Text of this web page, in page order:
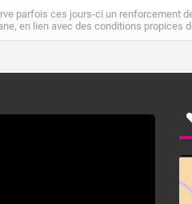
parfois ces jours-ci un renforcement
en lien avec des conditions propices
qu'est-ce que la tramontane ?
dans un secteur qui part du
allusion aux régions montagneuses d’où